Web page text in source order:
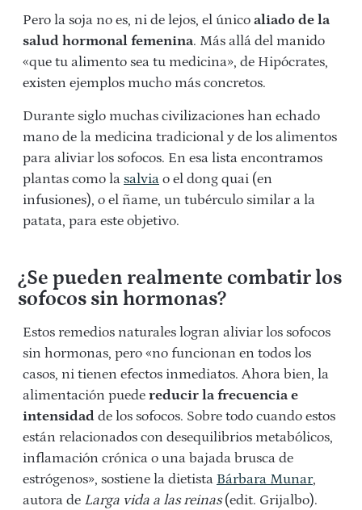
Pero la soja no es, ni de lejos, el único aliado de la
salud hormonal femenina. Más allá del manido
«que tu alimento sea tu medicina», de Hipócrates,
existen ejemplos mucho más concretos.
Durante siglo muchas civilizaciones han echado
mano de la medicina tradicional y de los alimentos
para aliviar los sofocos. En esa lista encontramos
plantas como la salvia o el dong quai (en
infusiones), o el ñame, un tubérculo similar a la
patata, para este objetivo.
¿Se pueden realmente combatir los
sofocos sin hormonas?
Estos remedios naturales logran aliviar los sofocos
sin hormonas, pero «no funcionan en todos los
casos, ni tienen efectos inmediatos. Ahora bien, la
alimentación puede reducir la frecuencia e
intensidad de los sofocos. Sobre todo cuando estos
están relacionados con desequilibrios metabólicos,
inflamación crónica o una bajada brusca de
estrógenos», sostiene la dietista Bárbara Munar,
autora de Larga vida a las reinas(edit. Grijalbo).